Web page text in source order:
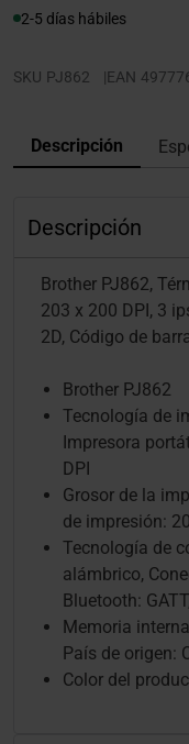
2-5 días hábiles
SKU PJ862 |EAN
Descripción
Descripción
Brother PJ862,
203 x 200 DPI, 3
2D, Código de
Brother PJ862
Tecnología de
Impresora
DPI
Grosor de la
de impresión:
Tecnología de
alámbrico,
Bluetooth:
Memoria
País de origen:
Color del